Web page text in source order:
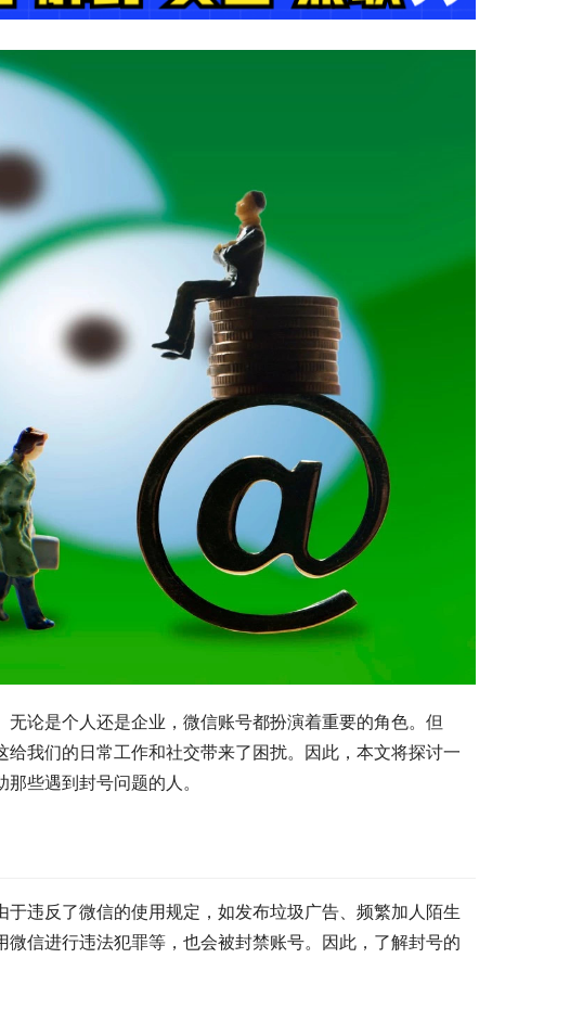
论是个人还是企业，微信账号都扮演着重要的角色。但
我们的日常工作和社交带来了困扰。因此，本文将探讨一
些遇到封号问题的人。
违反了微信的使用规定，如发布垃圾广告、频繁加人陌生
信进行违法犯罪等，也会被封禁账号。因此，了解封号的